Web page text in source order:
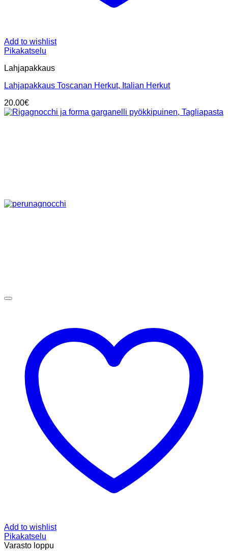
Add to wishlist
Pikakatselu
Lahjapakkaus
Lahjapakkaus Toscanan Herkut, Italian Herkut
20.00€
Add to wishlist
Pikakatselu
Varasto loppu